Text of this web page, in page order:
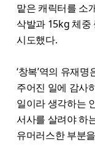
맡은 캐릭터를 소
삭발과 15kg 체중
시도했다.
‘창복’역의 유재
주어진 일에 감사
일이라 생각하는
서사를 살려야 하
유머러스한 부분